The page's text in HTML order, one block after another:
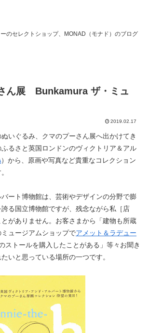
のセレクトショップ、MONAD（モナド）のブログ
ん展 Bunkamura ザ・ミュ
2019.02.17
いぐるみ、クマのプーさん展へ出かけてき
るさと英国ロンドンのヴィクトリア＆アル
）から、原画や写真など貴重なコレクション
ート博物館は、芸術やデザインの分野で膨
る国立博物館ですが、残念ながら私［店
がありません。お客さまから「建物も所蔵
ュージアムショップでアメット＆ラデュー
ストールを購入したことがある」等々お聞き
いと思っている場所の一つです。